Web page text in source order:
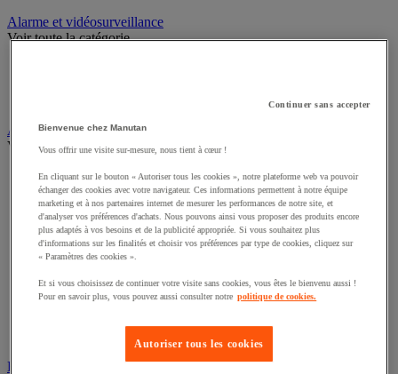
Alarme et vidéosurveillance
Voir toute la catégorie
Armoire de sécurité et stockage de produits dangereux
Voir toute la catégorie
Accessoires pour armoire de sécurité et de stockage
Armoire bouteilles de gaz
Armoire de sûreté
Armoire multirisque
Armoire pour batteries lithium-ion
Armoire pour produits corrosifs
Armoire pour produits phytosanitaires
Armoire pour produits toxiques
Récipient de sécurité
Bac de rétention et matériel de rétention
Continuer sans accepter
Bienvenue chez Manutan
Vous offrir une visite sur-mesure, nous tient à cœur !
En cliquant sur le bouton « Autoriser tous les cookies », notre plateforme web va pouvoir
échanger des cookies avec votre navigateur. Ces informations permettent à notre équipe
marketing et à nos partenaires internet de mesurer les performances de notre site, et
d'analyser vos préférences d'achats. Nous pouvons ainsi vous proposer des produits encore
plus adaptés à vos besoins et de la publicité appropriée. Si vous souhaitez plus
d'informations sur les finalités et choisir vos préférences par type de cookies, cliquez sur
« Paramètres des cookies ».
Et si vous choisissez de continuer votre visite sans cookies, vous êtes le bienvenu aussi !
Pour en savoir plus, vous pouvez aussi consulter notre politique de cookies.
Autoriser tous les cookies